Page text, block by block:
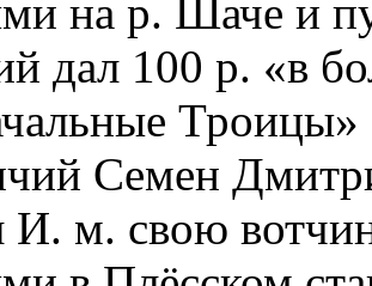
на р. Шаче и
дал 100 р. «в
Семен
И. м. свою